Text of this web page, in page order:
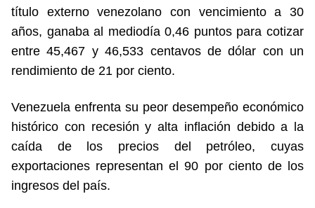
título externo venezolano con vencimiento a 30
años, ganaba al mediodía 0,46 puntos para cotizar
entre 45,467 y 46,533 centavos de dólar con un
rendimiento de 21 por ciento.
Venezuela enfrenta su peor desempeño económico
histórico con recesión y alta inflación debido a la
caída de los precios del petróleo, cuyas
exportaciones representan el 90 por ciento de los
ingresos del país.